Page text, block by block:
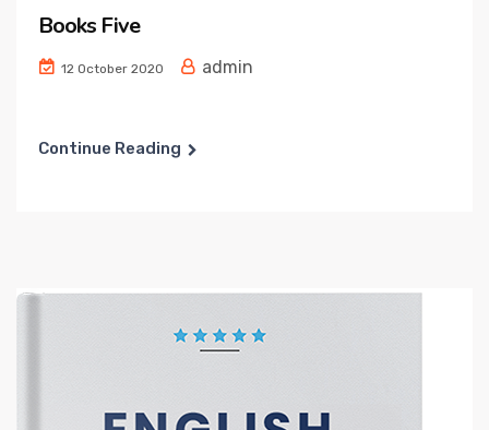
Books Five
12 October 2020 admin
Continue Reading